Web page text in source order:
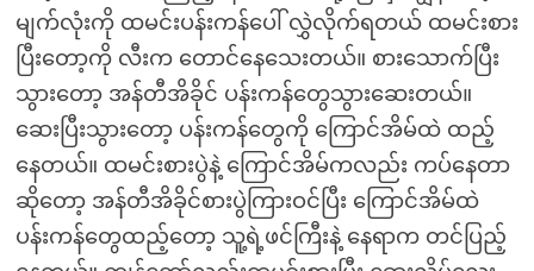
မျက်လုံးကို ထမင်းပန်းကန်ပေါ် လွှဲလိုက်ရတယ် ထမင်းစား
ပြီးတော့ကို လီးက တောင်နေသေးတယ်။ စားသောက်ပြီး
သွားတော့ အန်တီအိခိုင် ပန်းကန်တွေသွားဆေးတယ်။
ဆေးပြီးသွားတော့ ပန်းကန်တွေကို ကြောင်အိမ်ထဲ ထည့်
နေတယ်။ ထမင်းစားပွဲနဲ့ ကြောင်အိမ်ကလည်း ကပ်နေတာ
ဆိုတော့ အန်တီအိခိုင်စားပွဲကြားဝင်ပြီး ကြောင်အိမ်ထဲ
ပန်းကန်တွေထည့်တော့ သူ့ရဲ့ဖင်ကြီးနဲ့ နေရာက တင်ပြည့်